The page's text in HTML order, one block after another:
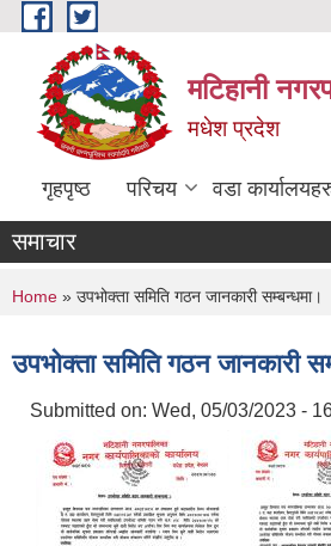
Skip to main content
मटिहानी
मधेश प्रदेश
गृहपृष्ठ परिचय वडा
समाचार
You are here
Home » उपभोक्ता समिति गठन जानकारी सम्बन्धमा।
उपभोक्ता समिति गठन जानकारी
Submitted on: Wed, 05/03/2023 -